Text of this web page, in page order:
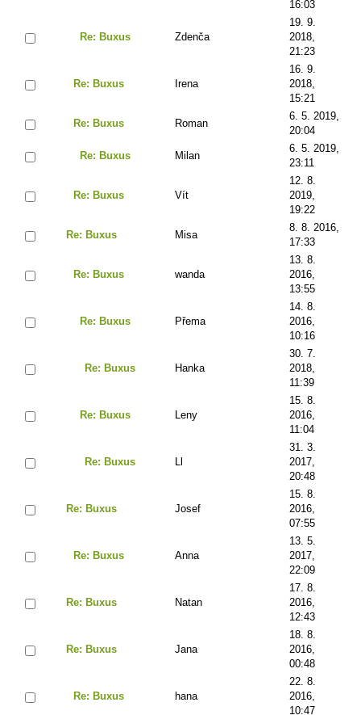
16:03
Re: Buxus Zdenča
19. 9.
2018,
21:23
Re: Buxus Irena
16. 9.
2018,
15:21
Re: Buxus Roman
6. 5. 2019,
20:04
Re: Buxus Milan
6. 5. 2019,
23:11
Re: Buxus Vít
12. 8.
2019,
19:22
Re: Buxus Misa
8. 8. 2016,
17:33
Re: Buxus wanda
13. 8.
2016,
13:55
Re: Buxus Přema
14. 8.
2016,
10:16
Re: Buxus Hanka
30. 7.
2018,
11:39
Re: Buxus Leny
15. 8.
2016,
11:04
Re: Buxus
31. 3.
2017,
20:48
Re: Buxus Josef
15. 8.
2016,
07:55
Re: Buxus Anna
13. 5.
2017,
22:09
Re: Buxus Natan
17. 8.
2016,
12:43
Re: Buxus Jana
18. 8.
2016,
00:48
Re: Buxus hana
22. 8.
2016,
10:47